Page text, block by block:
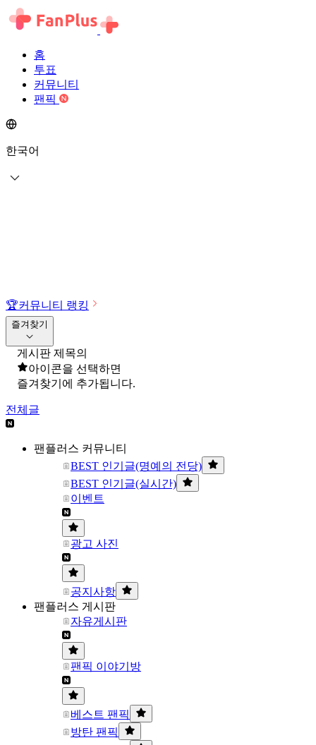
홈
투표
커뮤니티
팬픽
한국어
🏆커뮤니티 랭킹
즐겨찾기
게시판 제목의
아이콘을 선택하면
즐겨찾기에 추가됩니다.
전체글
팬플러스 커뮤니티
BEST 인기글(명예의 전당)
BEST 인기글(실시간)
이벤트
광고 사진
공지사항
팬플러스 게시판
자유게시판
팬픽 이야기방
베스트 팬픽
방탄 팬픽